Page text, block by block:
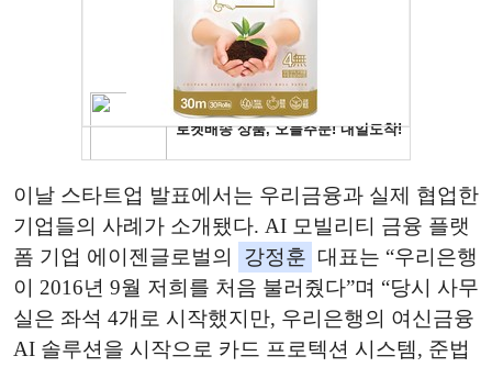
이날 스타트업 발표에서는 우리금융과 실제 협업한
기업들의 사례가 소개됐다. AI 모빌리티 금융 플랫
폼 기업 에이젠글로벌의
강정훈 대표는 “우리은행
이 2016년 9월 저희를 처음 불러줬다”며 “당시 사무
실은 좌석 4개로 시작했지만, 우리은행의 여신금융
AI 솔루션을 시작으로 카드 프로텍션 시스템, 준법